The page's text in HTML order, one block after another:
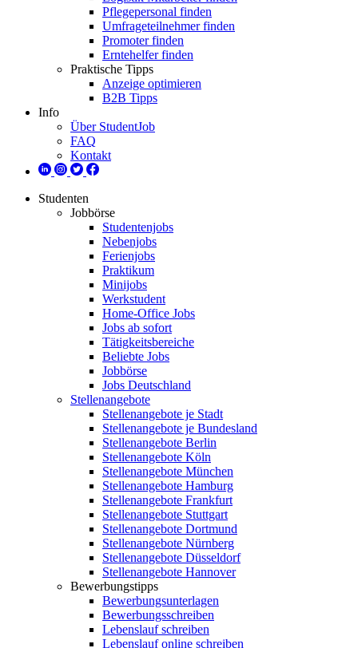
Pflegepersonal finden
Umfrageteilnehmer finden
Promoter finden
Erntehelfer finden
Praktische Tipps
Anzeige optimieren
B2B Tipps
Info
Über StudentJob
FAQ
Kontakt
Studenten
Jobbörse
Studentenjobs
Nebenjobs
Ferienjobs
Praktikum
Minijobs
Werkstudent
Home-Office Jobs
Jobs ab sofort
Tätigkeitsbereiche
Beliebte Jobs
Jobbörse
Jobs Deutschland
Stellenangebote
Stellenangebote je Stadt
Stellenangebote je Bundesland
Stellenangebote Berlin
Stellenangebote Köln
Stellenangebote München
Stellenangebote Hamburg
Stellenangebote Frankfurt
Stellenangebote Stuttgart
Stellenangebote Dortmund
Stellenangebote Nürnberg
Stellenangebote Düsseldorf
Stellenangebote Hannover
Bewerbungstipps
Bewerbungsunterlagen
Bewerbungsschreiben
Lebenslauf schreiben
Lebenslauf online schreiben